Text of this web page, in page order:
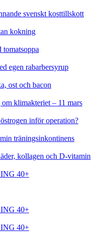
svenskt kosttillskott
kokning
egen rabarbersyrup
ost och bacon
klimakteriet – 11 mars
inför operation?
träningsinkontinens
kollagen och D-vitamin
40+
40+
40+